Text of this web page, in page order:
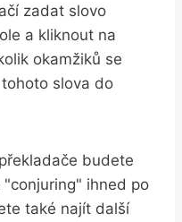
zadat slovo
a kliknout na
okamžiků se
slova do
budete
ihned po
také najít další